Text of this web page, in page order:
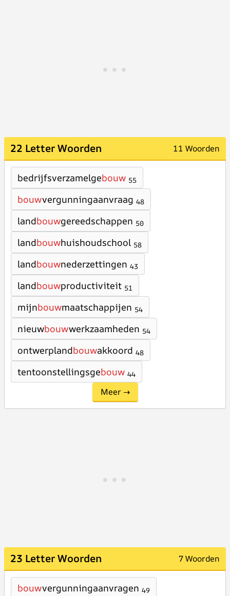
22 Letter Woorden 11 Woorden
bedrijfsverzamelgebouw 55
bouwvergunningaanvraag 48
landbouwgereedschappen 50
landbouwhuishoudschool 58
landbouwnederzettingen 43
landbouwproductiviteit 51
mijnbouwmaatschappijen 54
nieuwbouwwerkzaamheden 54
ontwerplandbouwakkoord 48
tentoonstellingsgebouw 44
Meer →
23 Letter Woorden 7 Woorden
bouwvergunningaanvragen 49